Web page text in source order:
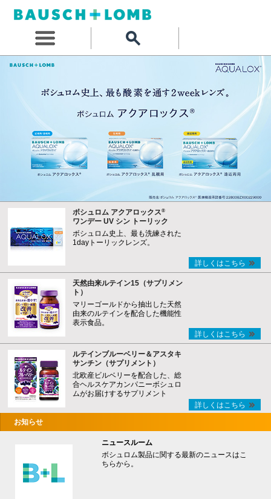
ボシュロム アクアロックス®
ワンデー UV シン トーリック
ボシュロム史上、最も洗練された
1dayトーリックレンズ。
詳しくはこちら
天然由来ルテイン15（サプリメン
ト）
マリーゴールドから抽出した天然
由来のルテインを配合した機能性
表示食品。
詳しくはこちら
ルテインブルーベリー＆アスタキ
サンチン（サプリメント）
北欧産ビルベリーを配合した、総
合ヘルスケアカンパニーボシュロ
ムがお届けするサプリメント
詳しくはこちら
お知らせ
ニュースルーム
ボシュロム製品に関する最新のニュースはこ
ちらから。